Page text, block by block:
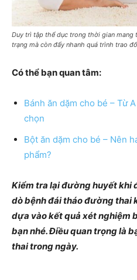
Duy trì tập thể dục trong thời gian
trạng mà còn đẩy nhanh quá trình trao
Có thể bạn quan tâm:
Bánh ăn dặm cho bé – Từ
chọn
Bột ăn dặm cho bé – Nên
phẩm?
Kiểm tra lại đường huyết khi
dò bệnh đái tháo đường thai
dựa vào kết quả xét nghiệm
bạn nhé. Điều quan trọng là
thai trong ngày.